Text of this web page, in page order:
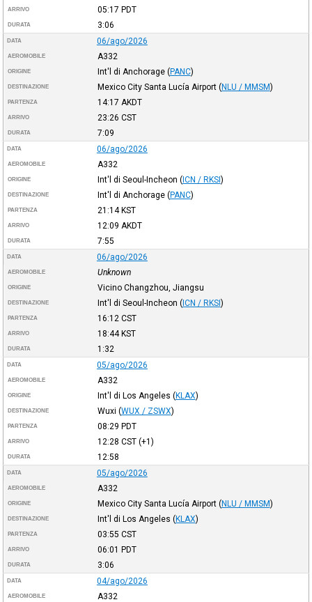
ARRIVO 05:17 PDT
DURATA 3:06
DATA 06/ago/2026
AEROMOBILE A332
ORIGINE Int'l di Anchorage (PANC)
DESTINAZIONE Mexico City Santa Lucía Airport (NLU / MMSM)
PARTENZA 14:17 AKDT
ARRIVO 23:26 CST
DURATA 7:09
DATA 06/ago/2026
AEROMOBILE A332
ORIGINE Int'l di Seoul-Incheon (ICN / RKSI)
DESTINAZIONE Int'l di Anchorage (PANC)
PARTENZA 21:14KST
ARRIVO 12:09 AKDT
DURATA 7:55
DATA 06/ago/2026
AEROMOBILE Unknown
ORIGINE Vicino Changzhou, Jiangsu
DESTINAZIONE Int'l di Seoul-Incheon (ICN / RKSI)
PARTENZA 16:12 CST
ARRIVO 18:44KST
DURATA 1:32
DATA 05/ago/2026
AEROMOBILE A332
ORIGINE Int'l di Los Angeles (KLAX)
DESTINAZIONE Wuxi (WUX / ZSWX)
PARTENZA 08:29 PDT
ARRIVO 12:28 CST(+1)
DURATA 12:58
DATA 05/ago/2026
AEROMOBILE A332
ORIGINE Mexico City Santa Lucía Airport (NLU / MMSM)
DESTINAZIONE Int'l di Los Angeles (KLAX)
PARTENZA 03:55 CST
ARRIVO 06:01 PDT
DURATA 3:06
DATA 04/ago/2026
AEROMOBILE A332